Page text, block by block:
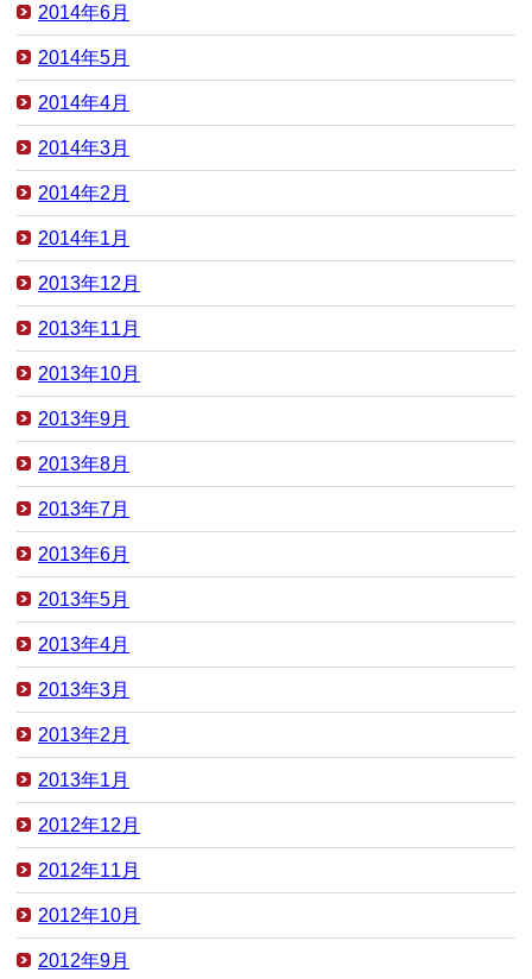
2014年6月
2014年5月
2014年4月
2014年3月
2014年2月
2014年1月
2013年12月
2013年11月
2013年10月
2013年9月
2013年8月
2013年7月
2013年6月
2013年5月
2013年4月
2013年3月
2013年2月
2013年1月
2012年12月
2012年11月
2012年10月
2012年9月